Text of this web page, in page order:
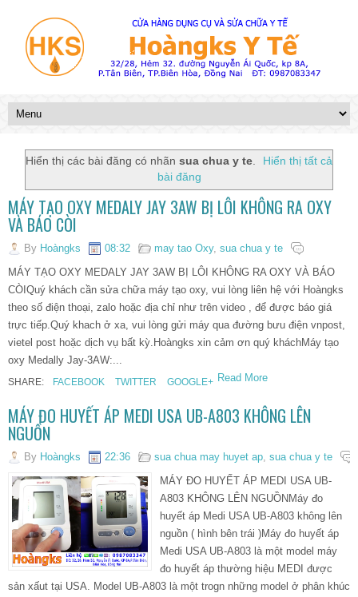
Hiển thị các bài đăng có nhãn sua chua y te.
Hiển thị tất cả
bài đăng
MÁY TẠO OXY MEDALY JAY 3AW BỊ LÔI KHÔNG RA OXY
VÀ BÁO CÒI
By Hoàngks 08:32 may tao Oxy, sua chua y te
MÁY TẠO OXY MEDALY JAY 3AW BỊ LÔI KHÔNG RA OXY VÀ BÁO
CÒIQuý khách cần sửa chữa máy tạo oxy, vui lòng liên hệ với Hoàngks
theo số điện thoại, zalo hoặc địa chỉ như trên video , để được báo giá
trực tiếp.Quý khach ở xa, vui lòng gửi máy qua đường bưu điện vnpost,
vietel post hoặc dịch vụ bất kỳ.Hoàngks xin cảm ơn quý kháchMáy tạo
oxy Medally Jay-3AW:...
SHARE: FACEBOOK TWITTER GOOGLE+ Read More
MÁY ĐO HUYẾT ÁP MEDI USA UB-A803 KHÔNG LÊN
NGUỒN
By Hoàngks 22:36 sua chua may huyet ap sua chua y te
MÁY ĐO HUYẾT ÁP MEDI USA UB-
A803 KHÔNG LÊN NGUỒNMáy đo
huyết áp Medi USA UB-A803 không lên
nguồn ( hình bên trái )Máy đo huyết áp
Medi USA UB-A803 là một model máy
đo huyết áp thường hiệu MEDI được
sản xấut tại USA. Model UB-A803 là một trogn những model ở phân khúc